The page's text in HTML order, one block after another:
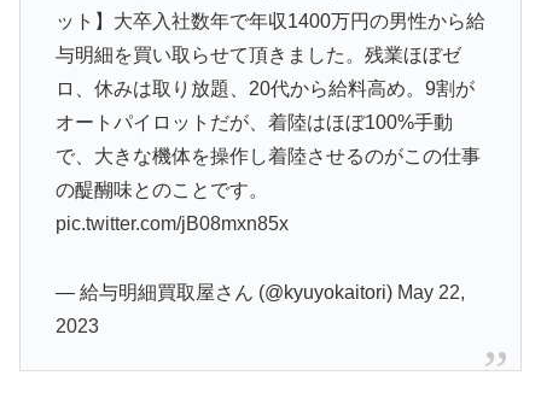
ット】大卒入社数年で年収1400万円の男性から給
与明細を買い取らせて頂きました。残業ほぼゼ
ロ、休みは取り放題、20代から給料高め。9割が
オートパイロットだが、着陸はほぼ100%手動
で、大きな機体を操作し着陸させるのがこの仕事
の醍醐味とのことです。
pic.twitter.com/jB08mxn85x
— 給与明細買取屋さん (@kyuyokaitori) May 22,
2023